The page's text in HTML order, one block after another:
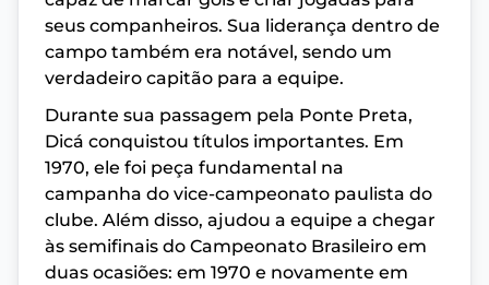
seus companheiros. Sua liderança dentro de
campo também era notável, sendo um
verdadeiro capitão para a equipe.
Durante sua passagem pela Ponte Preta,
Dicá conquistou títulos importantes. Em
1970, ele foi peça fundamental na
campanha do vice-campeonato paulista do
clube. Além disso, ajudou a equipe a chegar
às semifinais do Campeonato Brasileiro em
duas ocasiões: em 1970 e novamente em